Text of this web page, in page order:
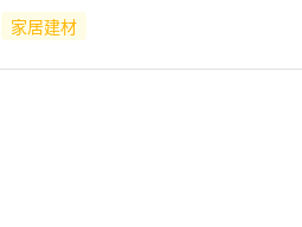
家居建材